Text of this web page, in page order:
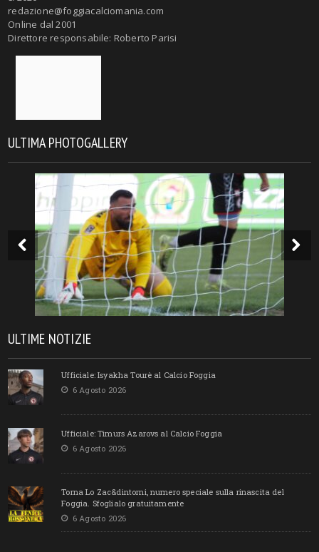
redazione@foggiacalciomania.com
Online dal 2001
Direttore responsabile: Roberto Parisi
ULTIMA PHOTOGALLERY
ULTIME NOTIZIE
Ufficiale: Isyakha Tourè al Calcio Foggia
6 Agosto 2026
Ufficiale: Timurs Azarovs al Calcio Foggia
6 Agosto 2026
Torna Lo Zac&dintorni, numero speciale sulla rinascita del
Foggia. Sfoglialo gratuitamente
6 Agosto 2026